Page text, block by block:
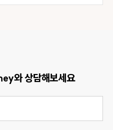
와 상담해보세요